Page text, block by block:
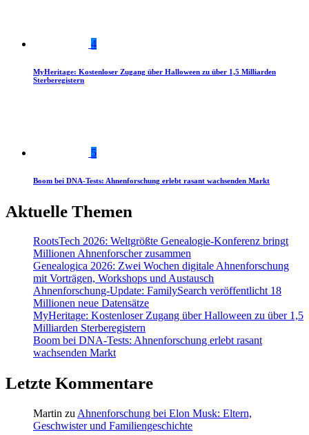
4
MyHeritage: Kostenloser Zugang über Halloween zu über 1,5 Milliarden
Sterberegistern
5
Boom bei DNA-Tests: Ahnenforschung erlebt rasant wachsenden Markt
Aktuelle Themen
RootsTech 2026: Weltgrößte Genealogie-Konferenz bringt
Millionen Ahnenforscher zusammen
Genealogica 2026: Zwei Wochen digitale Ahnenforschung
mit Vorträgen, Workshops und Austausch
Ahnenforschung-Update: FamilySearch veröffentlicht 18
Millionen neue Datensätze
MyHeritage: Kostenloser Zugang über Halloween zu über 1,5
Milliarden Sterberegistern
Boom bei DNA-Tests: Ahnenforschung erlebt rasant
wachsenden Markt
Letzte Kommentare
Martin zu Ahnenforschung bei Elon Musk: Eltern,
Geschwister und Familiengeschichte